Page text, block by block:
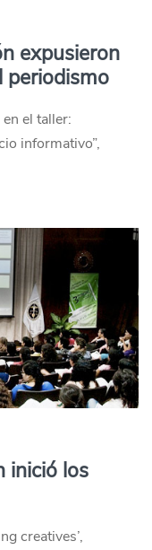
expusieron
periodismo
el taller:
informativo”,
inició los
creatives’,